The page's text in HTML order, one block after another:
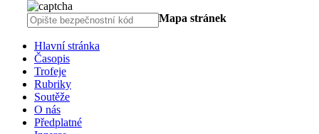
Mapa stránek
Hlavní stránka
Časopis
Trofeje
Rubriky
Soutěže
O nás
Předplatné